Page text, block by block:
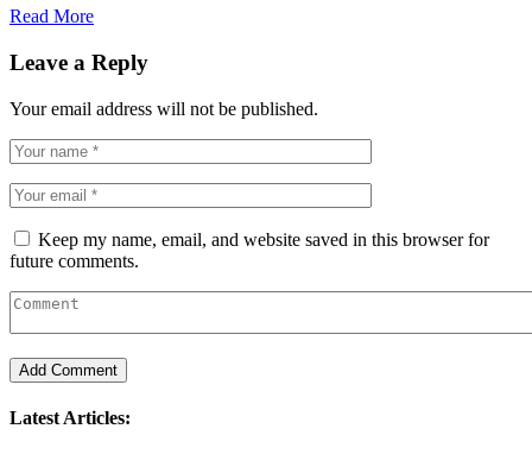
Read More
Leave a Reply
Your email address will not be published.
Keep my name, email, and website saved in this browser for
future comments.
Latest Articles: